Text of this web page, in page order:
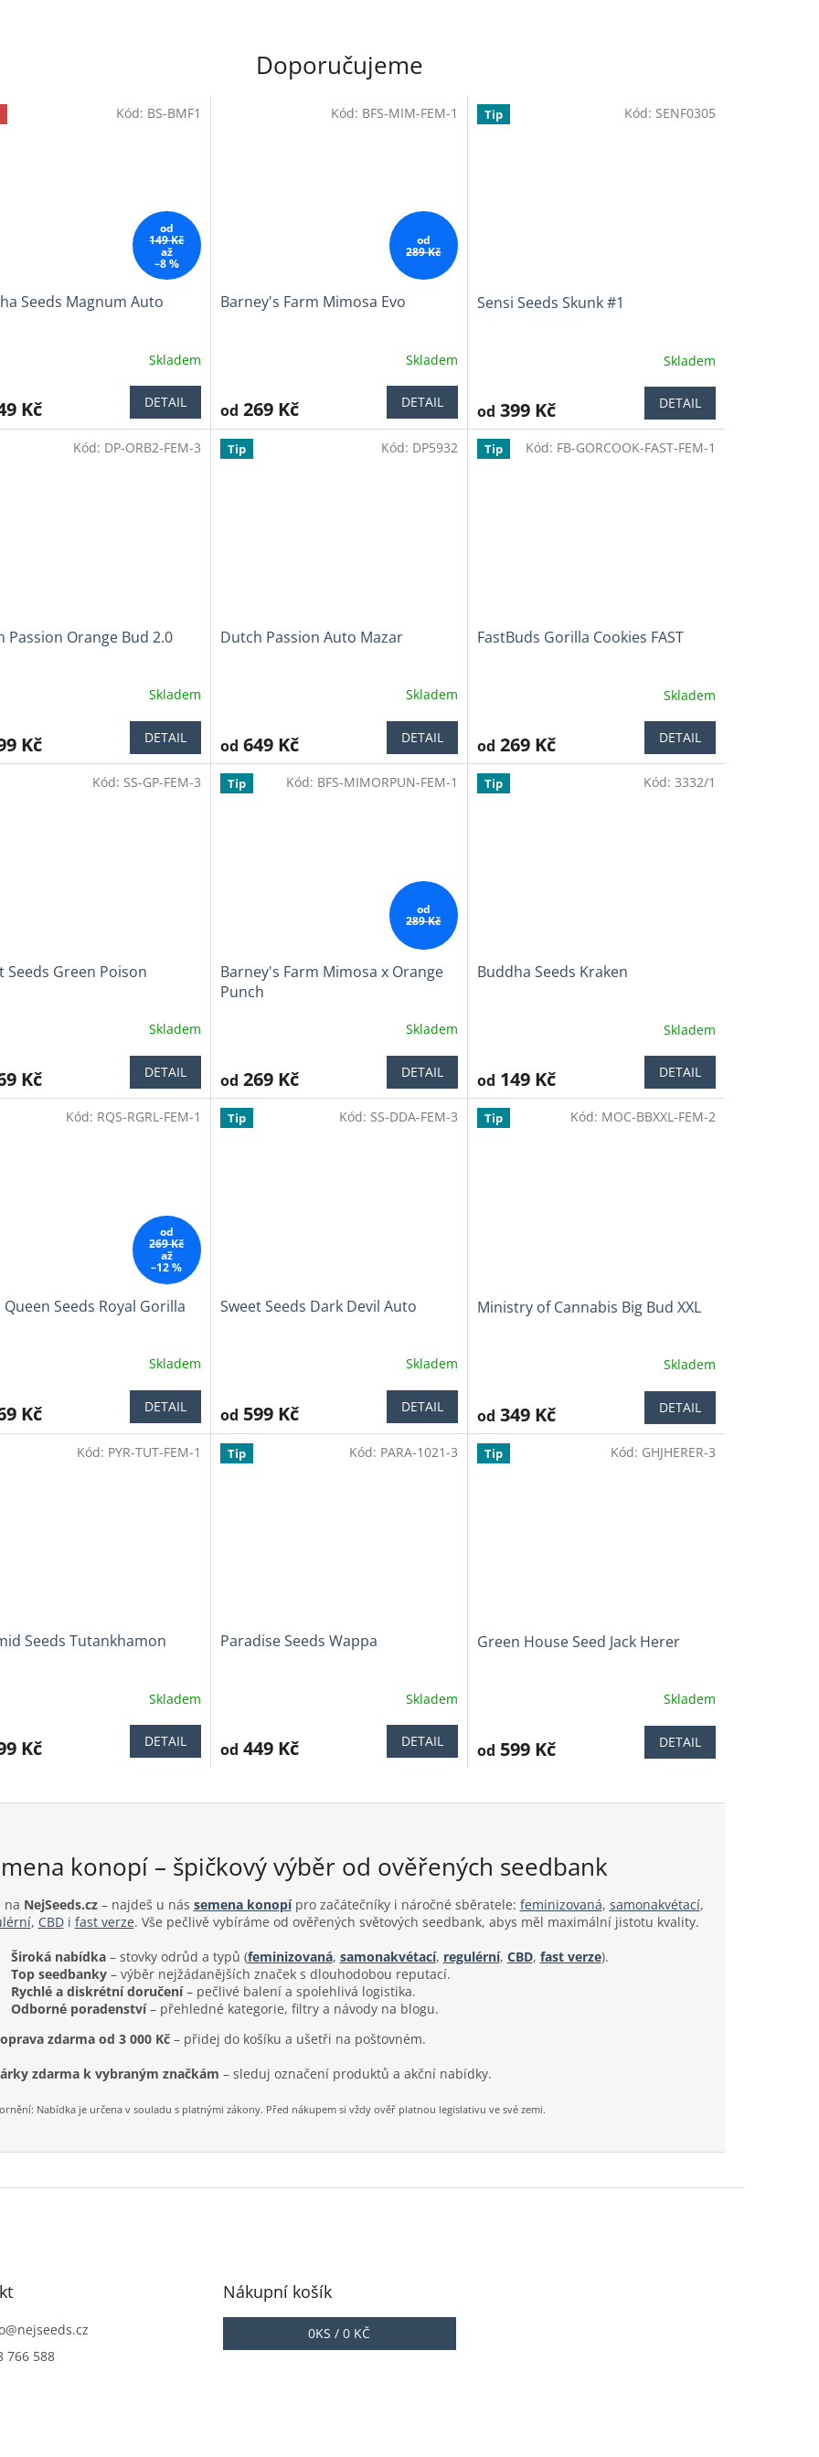
Doporučujeme
od
149 Kč
až
–8 %
Seeds Magnum Auto
Skladem
Kč DETAIL
Kód: BS-BMF1
od
289 Kč
Barney's Farm Mimosa Evo
je
3,8
Skladem
od 269 Kč DETAIL
Kód: BFS-MIM-FEM-1 Tip
Sensi Seeds Skunk #1
je
3,9
Skladem
od 399 Kč DETAIL
Kód: SENF0305
Passion Orange Bud 2.0
Skladem
Kč DETAIL
Kód: DP-ORB2-FEM-3 Tip
Dutch Passion Auto Mazar
je
4,4
Skladem
od 649 Kč DETAIL
Kód: DP5932 Tip
FastBuds Gorilla Cookies FAST
je
4,4
Skladem
od 269 Kč DETAIL
Kód: FB-GORCOOK-FAST-FEM-1
Seeds Green Poison
Skladem
Kč DETAIL
Kód: SS-GP-FEM-3 Tip
od
289 Kč
Barney's Farm Mimosa x Orange
Punch
je
3,9
Skladem
od 269 Kč DETAIL
Kód: BFS-MIMORPUN-FEM-1 Tip
Buddha Seeds Kraken
je
4,1
Skladem
od 149 Kč DETAIL
Kód: 3332/1
od
269 Kč
až
–12 %
Queen Seeds Royal Gorilla
Skladem
Kč DETAIL
Kód: RQS-RGRL-FEM-1 Tip
Sweet Seeds Dark Devil Auto
je
4,0
Skladem
od 599 Kč DETAIL
Kód: SS-DDA-FEM-3 Tip
Ministry of Cannabis Big Bud XXL
je
4,1
Skladem
od 349 Kč DETAIL
Kód: MOC-BBXXL-FEM-2
Seeds Tutankhamon
Skladem
Kč DETAIL
Kód: PYR-TUT-FEM-1 Tip
Paradise Seeds Wappa
je
5
Skladem
od 449 Kč DETAIL
Kód: PARA-1021-3 Tip
Green House Seed Jack Herer
je
5
Skladem
od 599 Kč DETAIL
Kód: GHJHERER-3
konopí – špičkový výběr od ověřených seedbank
na NejSeeds.cz– najdeš u nás semena konopípro začátečníky i náročné sběratele: feminizovaná, samonakvétací,
, CBDi fast verze. Vše pečlivě vybíráme od ověřených světových seedbank, abys měl maximální jistotu kvality.
Široká nabídka– stovky odrůd a typů (feminizovaná, samonakvétací, regulérní, CBD, fast verze).
Top seedbanky– výběr nejžádanějších značek s dlouhodobou reputací.
Rychlé a diskrétní doručení– pečlivé balení a spolehlivá logistika.
Odborné poradenství– přehledné kategorie, filtry a návody na blogu.
zdarma od 3 000 Kč– přidej do košíku a ušetři na poštovném.
zdarma k vybraným značkám – sleduj označení produktů a akční nabídky.
Nabídka je určena v souladu s platnými zákony. Před nákupem si vždy ověř platnou legislativu ve své zemi.
@nejseeds.cz
766 588
Nákupní košík
0KS /0 KČ